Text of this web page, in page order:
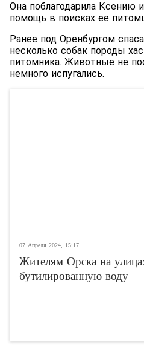
Она поблагодарила Ксению
помощь в поисках ее
Ранее под Оренбургом
несколько собак породы
питомника. Животные не
немного испугались.
07 Апреля 2024, 15:17
Жителям Орска на
бутилированную воду